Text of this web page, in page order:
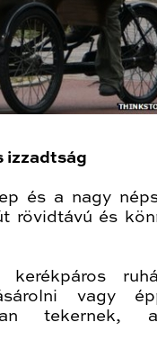
izzadtság
és a nagy
rövidtávú és
vagy
tekernek,